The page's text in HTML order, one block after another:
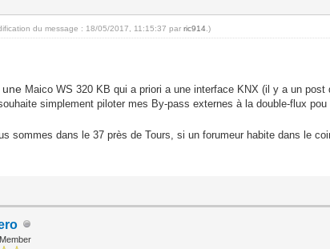
du message : 18/05/2017, 11:15:37 parric914 .)
une Maico WS 320 KB qui a priori a une interface KNX (il y a un post
simplement piloter mes By-pass externes à la double-flux
sommes dans le 37 près de Tours, si un forumeur habite dans le